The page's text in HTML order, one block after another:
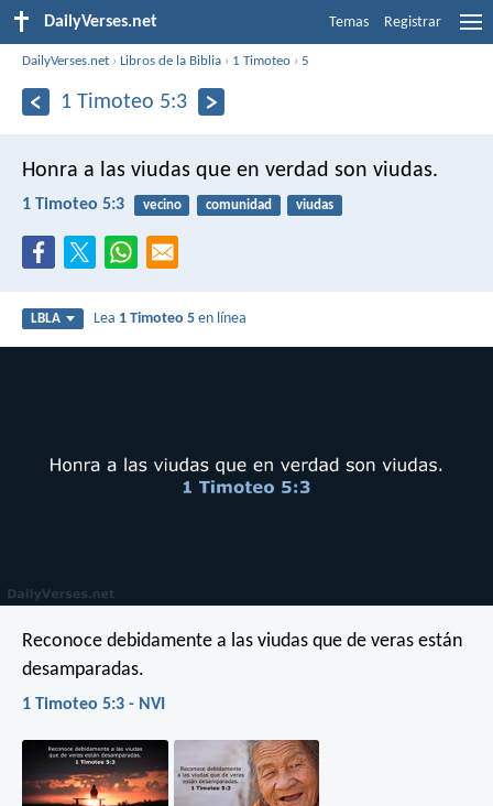
DailyVerses.net Temas Registrar
DailyVerses.net ›Libros de la Biblia › 1 Timoteo ›5
1 Timoteo 5:3
Honra a las viudas que en verdad son viudas.
1 Timoteo 5:3 vecino comunidad viudas
LBLA Lea 1 Timoteo 5 en línea
Reconoce debidamente a las viudas que de veras están
desamparadas.
1 Timoteo 5:3 - NVI